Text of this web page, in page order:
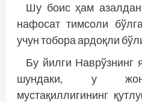
Шу боис ҳам
нафосат тимсоли
учун тобора ардоқли
Бу йилги Наврўзнинг
шундаки, у
мустақиллигининг